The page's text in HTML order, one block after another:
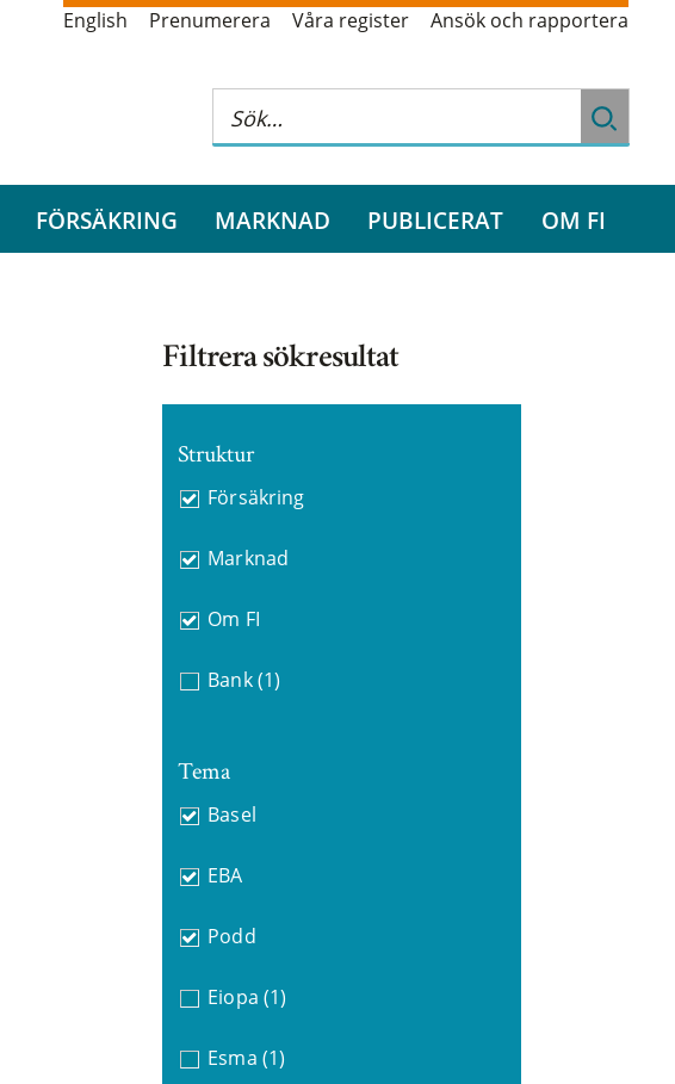
English Prenumerera Våra register Ansök och rapportera
FÖRSÄKRING MARKNAD PUBLICERAT OM FI
Filtrera sökresultat
Struktur
Försäkring
Marknad
Om FI
Bank (1)
Tema
Basel
EBA
Podd
Eiopa (1)
Esma (1)